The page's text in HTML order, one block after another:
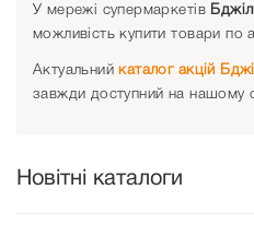
У мережі супермаркетів
можливість купити товари по
Актуальнийкаталог акцій
завжди доступний на нашому
Новітні каталоги